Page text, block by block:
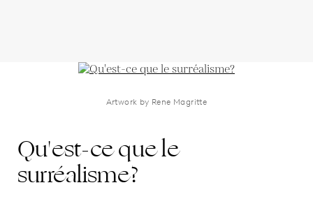
Artwork by Rene Magritte
Qu'est-ce que le
surréalisme?